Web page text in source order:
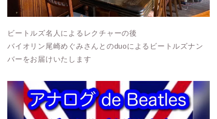
ビートルズ名人によるレクチャーの後
バイオリン尾崎めぐみさんとのduoによるビートルズナン
バーをお届けいたします